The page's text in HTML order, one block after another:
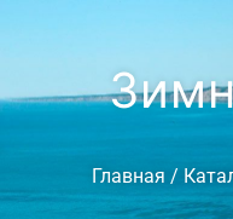
Главная /